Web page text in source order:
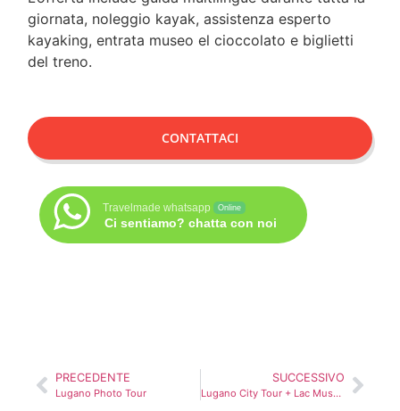
giornata, noleggio kayak, assistenza esperto
kayaking, entrata museo el cioccolato e biglietti
del treno.
CONTATTACI
Travelmade whatsapp Online
Ci sentiamo? chatta con noi
PRECEDENTE
Lugano Photo Tour
SUCCESSIVO
Lugano City Tour + Lac Museum